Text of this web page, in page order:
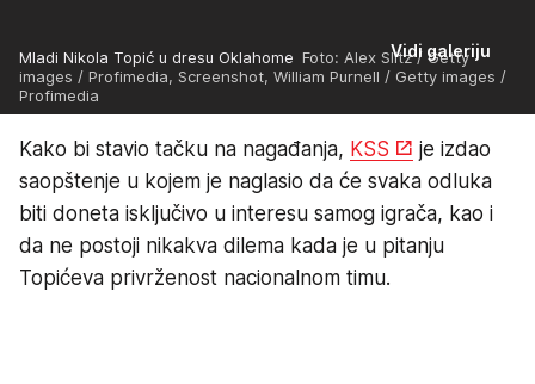
Vidi galeriju
Mladi Nikola Topić u dresu Oklahome Foto: Alex Slitz / Getty
images / Profimedia, Screenshot, William Purnell / Getty images /
Profimedia
Kako bi stavio tačku na nagađanja, KSS
je izdao
saopštenje u kojem je naglasio da će svaka odluka
biti doneta isključivo u interesu samog igrača, kao i
da ne postoji nikakva dilema kada je u pitanju
Topićeva privrženost nacionalnom timu.